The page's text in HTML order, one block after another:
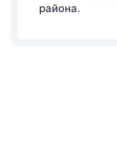
района.